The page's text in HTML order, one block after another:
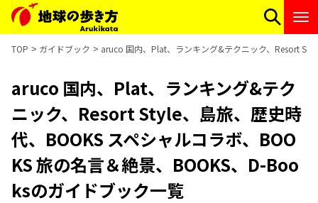
TOP ガイドブック aruco 国内、Plat、ランキング&テクニック、Resort
aruco 国内、Plat、ランキング&テク
ニック、Resort Style、島旅、歴史時
代、BOOKS スペシャルコラボ、BOO
KS 旅の名言＆絶景、BOOKS、D-Boo
ksのガイドブック一覧